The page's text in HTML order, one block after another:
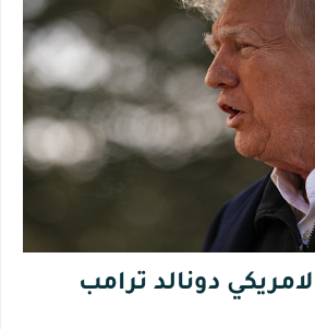
دونالد ترامب